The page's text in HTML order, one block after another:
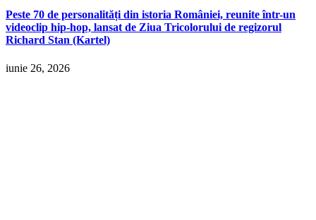
Peste 70 de personalități din istoria României, reunite într-un
videoclip hip-hop, lansat de Ziua Tricolorului de regizorul
Richard Stan (Kartel)
iunie 26, 2026